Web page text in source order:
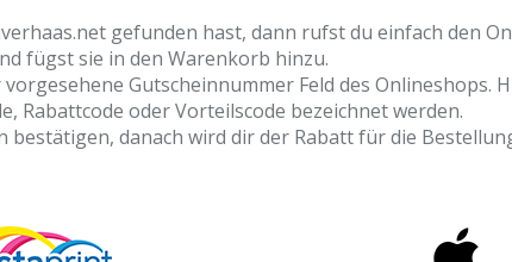
gefunden hast, dann rufst du einfach den
fügst sie in den Warenkorb hinzu.
Gutscheinnummer Feld des Onlineshops.
Rabattcode oder Vorteilscode bezeichnet werden.
bestätigen, danach wird dir der Rabatt für die